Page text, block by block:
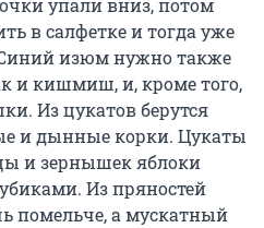
упали вниз, потом
в салфетке и тогда уже
изюм нужно также
и кишмиш, и, кроме того,
Из цукатов берутся
и дынные корки. Цукаты
и зернышек яблоки
Из пряностей
помельче, а мускатный